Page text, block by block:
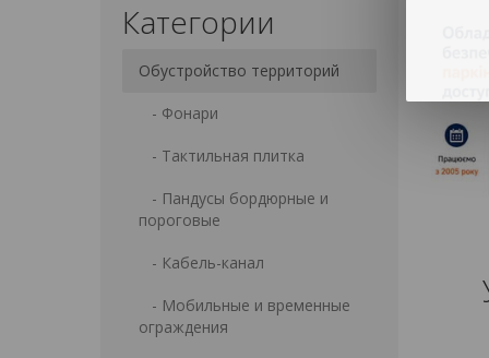
Категории
Обустройство территорий
- Фонари
- Тактильная плитка
- Пандусы бордюрные и
пороговые
- Кабель-канал
- Мобильные и временные
ограждения